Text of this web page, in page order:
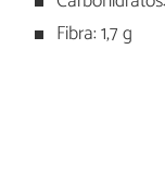
Fibra: 1,7 g